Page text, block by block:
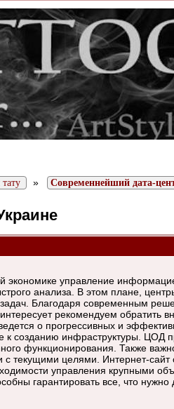
» Современнейший дата-
экономике управление
анализа. В этом плане,
Благодаря современным
рекомендуем обратить
о прогрессивных и
к созданию инфраструктуры. ЦОД
функционирования. Также
с текущими целями. Интернет-
управления крупными
гарантировать все, что